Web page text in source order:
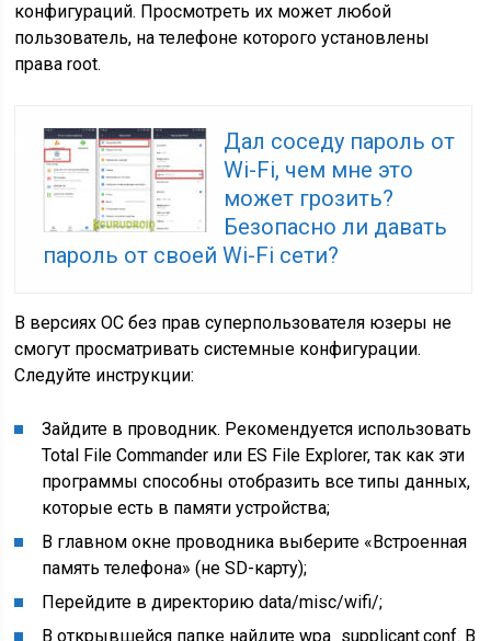
конфигураций. Просмотреть их может любой
пользователь, на телефоне которого установлены
права root.
Дал соседу пароль от
Wi-Fi, чем мне это
может грозить?
Безопасно ли давать
пароль от своей Wi-Fi сети?
В версиях ОС без прав суперпользователя юзеры не
смогут просматривать системные конфигурации.
Следуйте инструкции:
Зайдите в проводник. Рекомендуется использовать
Total File Commander или ES File Explorer, так как эти
программы способны отобразить все типы данных,
которые есть в памяти устройства;
В главном окне проводника выберите «Встроенная
память телефона» (не SD-карту);
Перейдите в директорию data/misc/wifi/;
В открывшейся папке найдите wpa_supplicant.conf. В